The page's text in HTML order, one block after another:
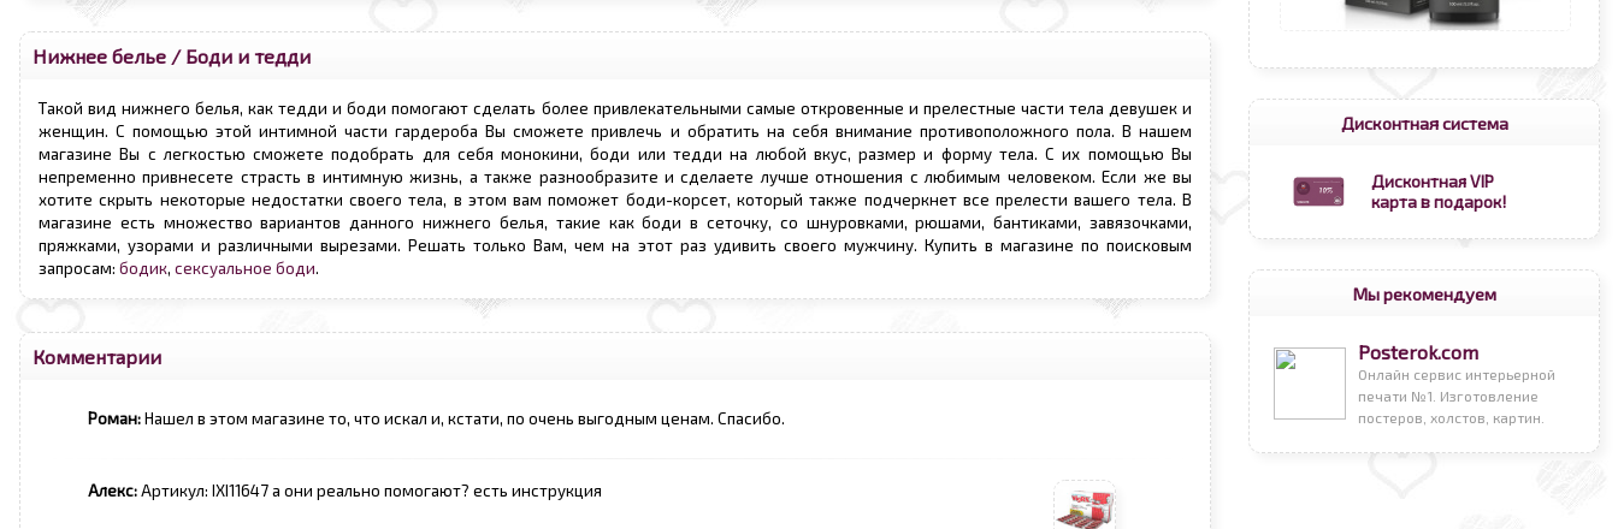
Нижнее белье / Боди и тедди
Такой вид нижнего белья, как тедди и боди помогают сделать более привлекательными самые откровенные и прелестные части тела девушек и
женщин. С помощью этой интимной части гардероба Вы сможете привлечь и обратить на себя внимание противоположного пола. В нашем
магазине Вы с легкостью сможете подобрать для себя монокини, боди или тедди на любой вкус, размер и форму тела. С их помощью Вы
непременно привнесете страсть в интимную жизнь, а также разнообразите и сделаете лучше отношения с любимым человеком. Если же вы
хотите скрыть некоторые недостатки своего тела, в этом вам поможет боди-корсет, который также подчеркнет все прелести вашего тела. В
магазине есть множество вариантов данного нижнего белья, такие как боди в сеточку, со шнуровками, рюшами, бантиками, завязочками,
пряжками, узорами и различными вырезами. Решать только Вам, чем на этот раз удивить своего мужчину. Купить в магазине по поисковым
запросам: бодик, сексуальное боди.
Комментарии
Роман:Нашел в этом магазине то, что искал и, кстати, по очень выгодным ценам. Спасибо.
Алекс:Артикул: IXI11647 а они реально помогают? есть инструкция
Дисконтная система
Дисконтная VIP
карта в подарок!
Мы рекомендуем
Posterok.com
Онлайн сервис интерьерной
печати №1. Изготовление
постеров, холстов, картин.